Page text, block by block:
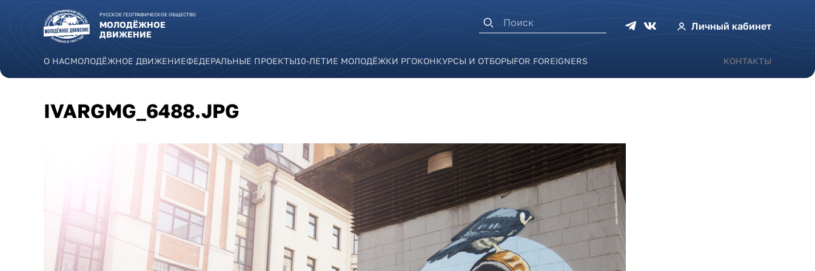
РУССКОЕ ГЕОГРАФИЧЕСКОЕ ОБЩЕСТВО
МОЛОДЁЖНОЕ
ДВИЖЕНИЕ
Личный кабинет
Форма поиска
О НАСМОЛОДЁЖНОЕ ДВИЖЕНИЕФЕДЕРАЛЬНЫЕ ПРОЕКТЫ10-ЛЕТИЕ МОЛОДЁЖКИ РГОКОНКУРСЫ И ОТБОРЫFOR FOREIGNERS КОНТАКТЫ
IVARGMG_6488.JPG